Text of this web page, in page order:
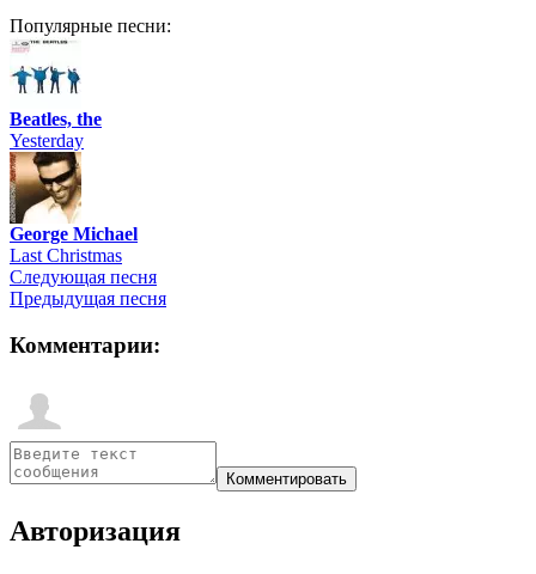
Популярные песни:
Beatles, the
Yesterday
George Michael
Last Christmas
Следующая песня
Предыдущая песня
Комментарии:
Авторизация